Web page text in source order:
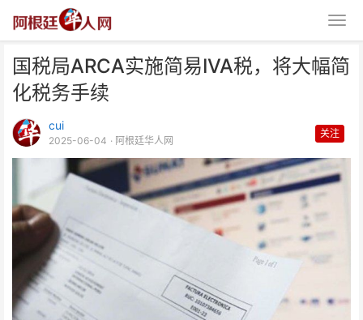
国税局ARCA实施简易IVA税，将大幅简
化税务手续
cui
2025-06-04 · 阿根廷华人网
关注
国税局ARCA实施简易IVA税，将
大幅简化税务手续